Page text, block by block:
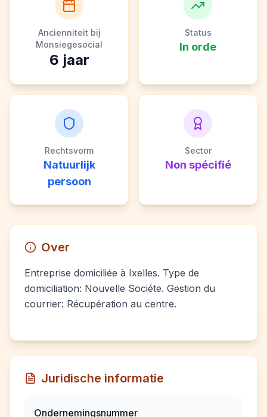
Ancienniteit bij
Monsiegesocial
6 jaar
Status
In orde
Rechtsvorm
Natuurlijk
persoon
Sector
Non spécifié
Over
Entreprise domiciliée à Ixelles. Type de
domiciliation: Nouvelle Sociéte. Gestion du
courrier: Récupération au centre.
Juridische informatie
Ondernemingsnummer